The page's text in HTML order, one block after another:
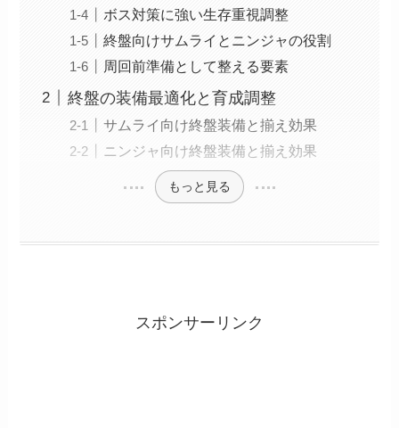
ボス対策に強い生存重視調整
終盤向けサムライとニンジャの役割
周回前準備として整える要素
終盤の装備最適化と育成調整
サムライ向け終盤装備と揃え効果
ニンジャ向け終盤装備と揃え効果
もっと見る
スポンサーリンク